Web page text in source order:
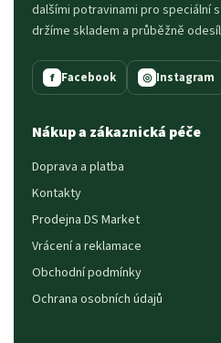
dalšími potravinami pro speciální
držíme skladem a průběžně
f Facebook ◎ Instagram
Nákup a zákaznická péče
Doprava a platba
Kontakty
Prodejna DS Market
Vrácení a reklamace
Obchodní podmínky
Ochrana osobních údajů